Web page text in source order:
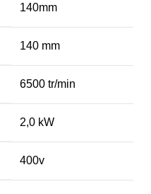
140mm
140 mm
6500 tr/min
2,0 kW
400v